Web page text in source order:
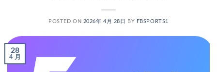
POSTED ON 2026年 4月 28日 BY FBSPORTS1
28
4 月